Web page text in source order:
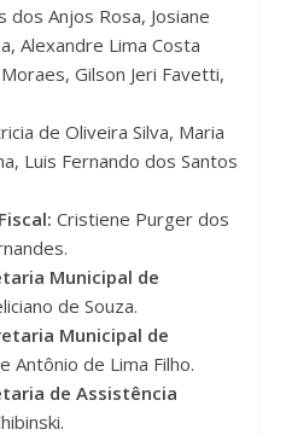
dos Anjos Rosa, Josiane
Alexandre Lima Costa
Gilson Jeri Favetti,
de Oliveira Silva, Maria
Luis Fernando dos Santos
Cristiene Purger dos
Municipal de
de Souza.
Municipal de
Antônio de Lima Filho.
de Assistência